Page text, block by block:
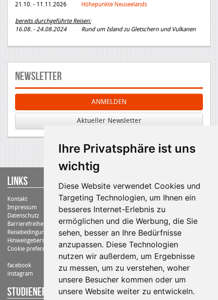
Ihre Privatsphäre ist uns
wichtig
Diese Website verwendet Cookies und
Targeting Technologien, um Ihnen ein
besseres Internet-Erlebnis zu
ermöglichen und die Werbung, die Sie
sehen, besser an Ihre Bedürfnisse
anzupassen. Diese Technologien
nutzen wir außerdem, um Ergebnisse
zu messen, um zu verstehen, woher
unsere Besucher kommen oder um
unsere Website weiter zu entwickeln.
21.10. - 11.11.2026 Höhepunkte Neuseelands
bereits durchgeführte Reisen:
16.08. - 24.08.2024 Rund um Island zu Gletschern und Vulkanen
Newsletter
ANMELDEN
Aktueller Newsletter
Links
Kontakt
Impressum
Datenschutz
Barrierefreiheit
Reisebedingungen
Hinweisgebersystem
Cookie preferences
facebook
instagram
STUDIENErlebnisreisen Kneissl Touristik